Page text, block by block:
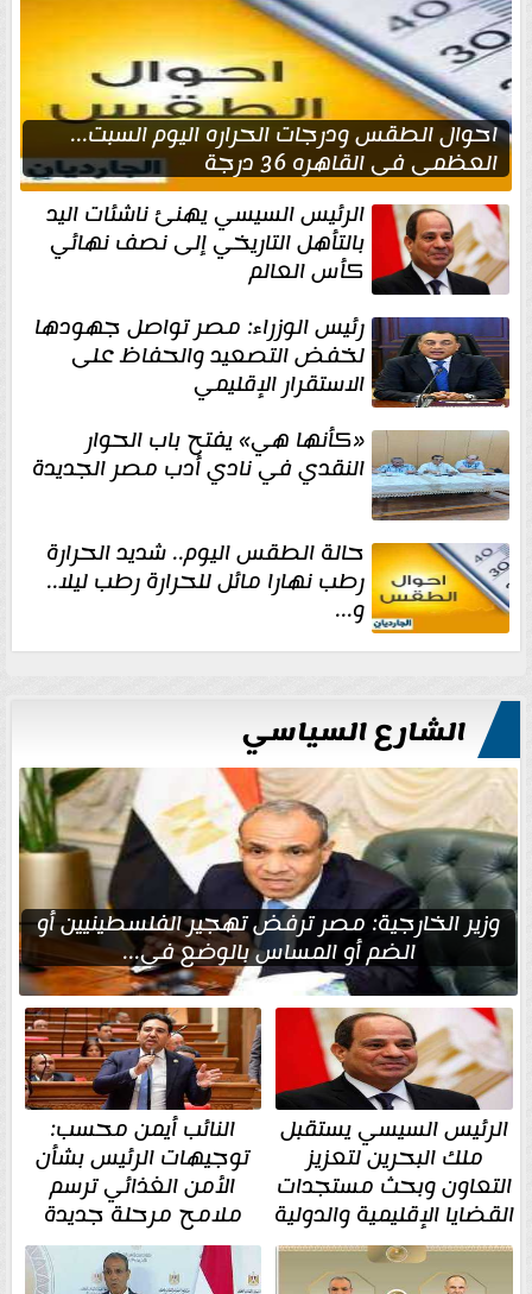
احوال الطقس ودرجات الحراره اليوم السبت...
العظمى في القاهره 36 درجة
الرئيس السيسي يهنئ ناشئات اليد
بالتأهل التاريخي إلى نصف نهائي
كأس العالم
رئيس الوزراء: مصر تواصل جهودها
لخفض التصعيد والحفاظ على
الاستقرار الإقليمي
«كأنها هي» يفتح باب الحوار
النقدي في نادي أدب مصر الجديدة
حالة الطقس اليوم.. شديد الحرارة
رطب نهارا مائل للحرارة رطب ليلا..
و...
الشارع السياسي
وزير الخارجية: مصر ترفض تهجير الفلسطينيين أو
الضم أو المساس بالوضع في...
الرئيس السيسي يستقبل
ملك البحرين لتعزيز
التعاون وبحث مستجدات
القضايا الإقليمية والدولية
النائب أيمن محسب:
توجيهات الرئيس بشأن
الأمن الغذائي ترسم
ملامح مرحلة جديدة